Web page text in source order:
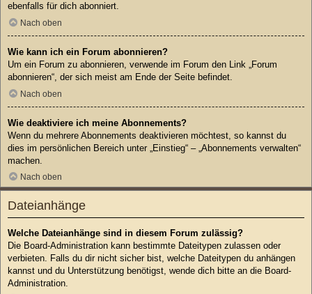
ebenfalls für dich abonniert.
Nach oben
Wie kann ich ein Forum abonnieren?
Um ein Forum zu abonnieren, verwende im Forum den Link „Forum
abonnieren“, der sich meist am Ende der Seite befindet.
Nach oben
Wie deaktiviere ich meine Abonnements?
Wenn du mehrere Abonnements deaktivieren möchtest, so kannst du
dies im persönlichen Bereich unter „Einstieg“ – „Abonnements verwalten“
machen.
Nach oben
Dateianhänge
Welche Dateianhänge sind in diesem Forum zulässig?
Die Board-Administration kann bestimmte Dateitypen zulassen oder
verbieten. Falls du dir nicht sicher bist, welche Dateitypen du anhängen
kannst und du Unterstützung benötigst, wende dich bitte an die Board-
Administration.